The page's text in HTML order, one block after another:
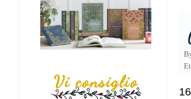
Vi consiglio